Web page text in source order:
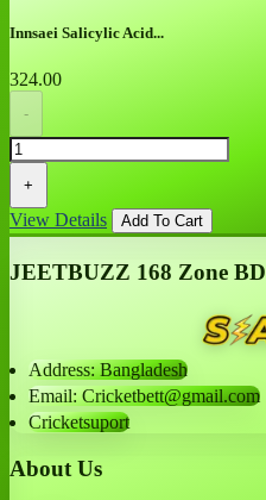
Innsaei Salicylic Acid...
324.00
-
+
View Details Add To Cart
JEETBUZZ 168 Zone BD
Address: Bangladesh
Email: Cricketbett@gmail.com
Cricketsuport
About Us